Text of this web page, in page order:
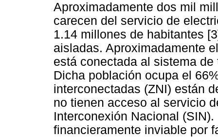
Aproximadamente dos mil
carecen del servicio de
1.14 millones de habitantes
aisladas. Aproximadamente
está conectada al sistema
Dicha población ocupa el
interconectadas (ZNI) están
no tienen acceso al servicio
Interconexión Nacional
financieramente inviable por